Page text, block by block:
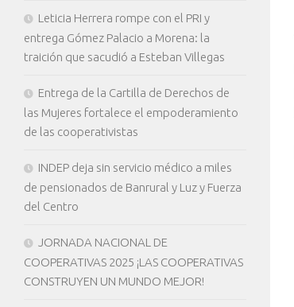
Leticia Herrera rompe con el PRI y
entrega Gómez Palacio a Morena: la
traición que sacudió a Esteban Villegas
Entrega de la Cartilla de Derechos de
las Mujeres fortalece el empoderamiento
de las cooperativistas
INDEP deja sin servicio médico a miles
de pensionados de Banrural y Luz y Fuerza
del Centro
JORNADA NACIONAL DE
COOPERATIVAS 2025 ¡LAS COOPERATIVAS
CONSTRUYEN UN MUNDO MEJOR!